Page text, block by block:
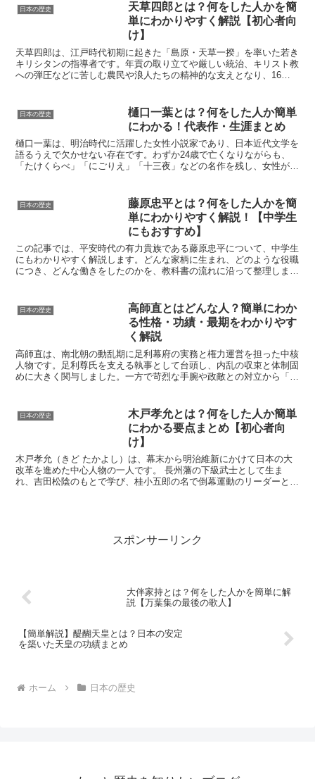
日本の歴史
天草四郎とは？何をした人かを簡
単にわかりやすく解説【初心者向
け】
天草四郎は、江戸時代初期に起きた「島原・天草一揆」を率いた若き
キリシタンの指導者です。年貢の取り立てや厳しい統治、キリスト教
への弾圧などに苦しむ農民や浪人たちの精神的な支えとなり、16歳
日本の歴史
樋口一葉とは？何をした人か簡単
にわかる！代表作・生涯まとめ
樋口一葉は、明治時代に活躍した女性小説家であり、日本近代文学を
語るうえで欠かせない存在です。わずか24歳で亡くなりながらも、
「たけくらべ」「にごりえ」「十三夜」などの名作を残し、女性が文
日本の歴史
藤原忠平とは？何をした人かを簡
単にわかりやすく解説！【中学生
にもおすすめ】
この記事では、平安時代の有力貴族である藤原忠平について、中学生
にもわかりやすく解説します。どんな家柄に生まれ、どのような役職
につき、どんな働きをしたのかを、教科書の流れに沿って整理しま
日本の歴史
高師直とはどんな人？簡単にわか
る性格・功績・最期をわかりやす
く解説
高師直は、南北朝の動乱期に足利幕府の実務と権力運営を担った中核
人物です。足利尊氏を支える執事として台頭し、内乱の収束と体制固
めに大きく関与しました。一方で苛烈な手腕や政敵との対立から「悪
日本の歴史
木戸孝允とは？何をした人か簡単
にわかる要点まとめ【初心者向
け】
木戸孝允（きど たかよし）は、幕末から明治維新にかけて日本の大
改革を進めた中心人物の一人です。 長州藩の下級武士として生ま
れ、吉田松陰のもとで学び、桂小五郎の名で倒幕運動のリーダーとし
スポンサーリンク
大伴家持とは？何をした人かを簡単に解
説【万葉集の最後の歌人】
【簡単解説】醍醐天皇とは？日本の安定
を築いた天皇の功績まとめ
ホーム 日本の歴史